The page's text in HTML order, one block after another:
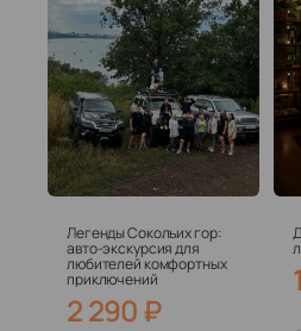
Легенды Сокольих гор:
авто-экскурсия для
любителей комфортных
приключений
2 290₽